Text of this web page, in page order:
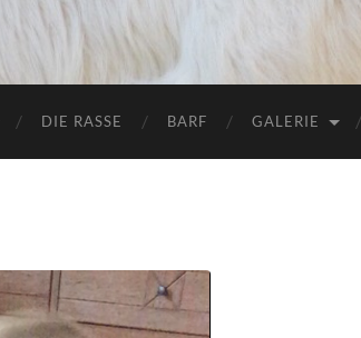
DIE RASSE BARF GALERIE